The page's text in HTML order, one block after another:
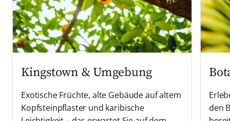
Kingstown & Umgebung
Exotische Früchte, alte Gebäude auf altem
Kopfsteinpflaster und karibische
den